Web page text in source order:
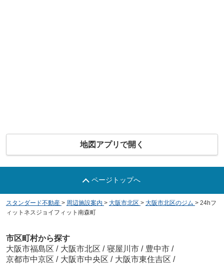
地図アプリで開く
ページトップへ
スタンダード不動産 > 周辺施設案内 > 大阪市北区 > 大阪市北区のジム > 24hフ
ィットネスジョイフィット南森町
市区町村から探す
大阪市福島区 / 大阪市北区 / 寝屋川市 / 豊中市 /
京都市中京区 / 大阪市中央区 / 大阪市東住吉区 /